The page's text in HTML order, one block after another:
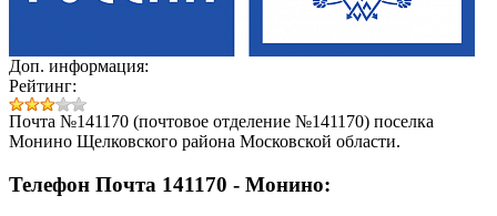
Доп. информация:
Рейтинг:
Почта №141170 (почтовое отделение №141170) поселка
Монино Щелковского района Московской области.
Телефон Почта 141170 - Монино: